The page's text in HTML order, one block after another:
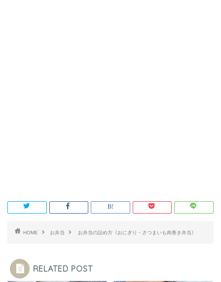
HOME お弁当 お弁当の詰め方《おにぎり・さつまいも肉巻き弁当》
RELATED POST